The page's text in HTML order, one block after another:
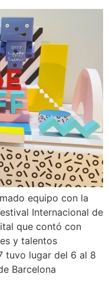
equipo con la
Internacional de
que contó con
y talentos
tuvo lugar del 6 al 8
Barcelona